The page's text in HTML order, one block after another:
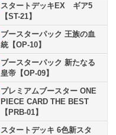
スタートデッキEX ギア5
【ST-21】
ブースターパック 王族の血
統【OP-10】
ブースターパック 新たなる
皇帝【OP-09】
プレミアムブースター ONE
PIECE CARD THE BEST
【PRB-01】
スタートデッキ 6色新スタ